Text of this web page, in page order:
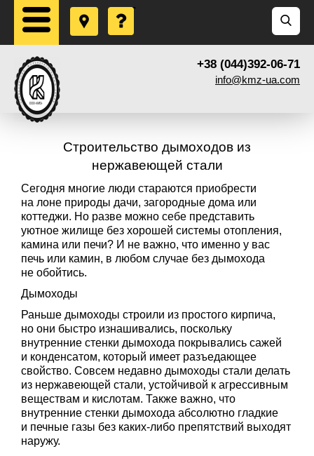
+38 (044)392-06-71
info@kmz-ua.com
Строительство дымоходов из
нержавеющей стали
Сегодня многие люди стараются приобрести
на лоне природы дачи, загородные дома или
коттеджи. Но разве можно себе представить
уютное жилище без хорошей системы отопления,
камина или печи? И не важно, что именно у вас
печь или камин, в любом случае без дымохода
не обойтись.
Дымоходы
Раньше дымоходы строили из простого кирпича,
но они быстро изнашивались, поскольку
внутренние стенки дымохода покрывались сажей
и конденсатом, который имеет разъедающее
свойство. Совсем недавно дымоходы стали делать
из нержавеющей стали, устойчивой к агрессивным
веществам и кислотам. Также важно, что
внутренние стенки дымохода абсолютно гладкие
и печные газы без каких-либо препятствий выходят
наружу.